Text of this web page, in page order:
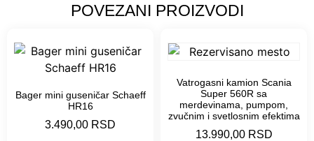
POVEZANI PROIZVODI
Bager mini guseničar Schaeff
HR16
3.490,00 RSD
Vatrogasni kamion Scania
Super 560R sa
merdevinama, pumpom,
zvučnim i svetlosnim efektima
13.990,00 RSD